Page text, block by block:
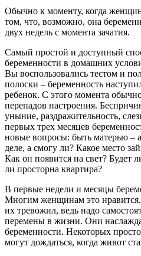
Обычно к моменту, когда
том, что, возможно, она
двух недель с момента зачатия.
Самый простой и доступный
беременности в домашних
Вы воспользовались тестом и
полоски – беременность
ребенок. С этого момента
перепадов настроения.
уныние, раздражительность,
первых трех месяцев
новые вопросы: быть матерью –
деле, а смогу ли? Какое место
Как он появится на свет? Будет
ли просторна квартира?
В первые недели и месяцы
Многим женщинам это
их тревожил, ведь надо
перемены в жизни. Они
беременности. Некоторых
могут дождаться, когда живот